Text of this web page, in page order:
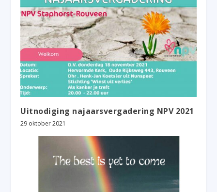
Uitnodiging najaarsvergadering NPV 2021
29 oktober 2021